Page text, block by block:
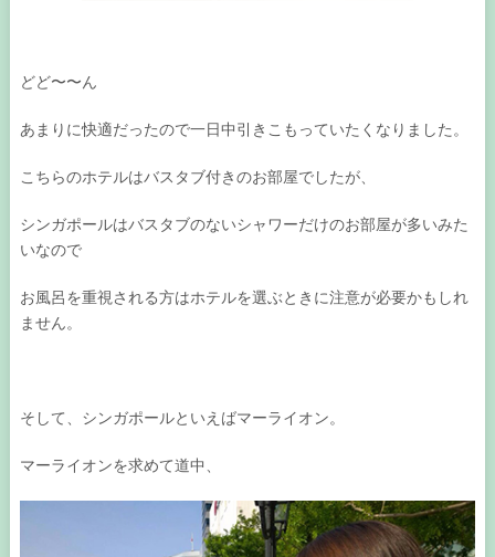
どど〜〜ん
あまりに快適だったので一日中引きこもっていたくなりました。
こちらのホテルはバスタブ付きのお部屋でしたが、
シンガポールはバスタブのないシャワーだけのお部屋が多いみた
いなので
お風呂を重視される方はホテルを選ぶときに注意が必要かもしれ
ません。
そして、シンガポールといえばマーライオン。
マーライオンを求めて道中、